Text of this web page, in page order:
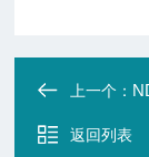
上一个：
返回列表